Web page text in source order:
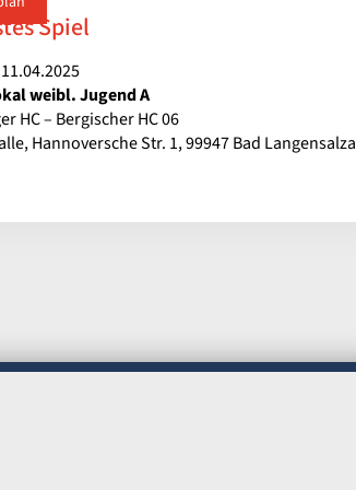
Spiel
weibl. Jugend A
HC – Bergischer HC 06
Hannoversche Str. 1, 99947 Bad Langensalza